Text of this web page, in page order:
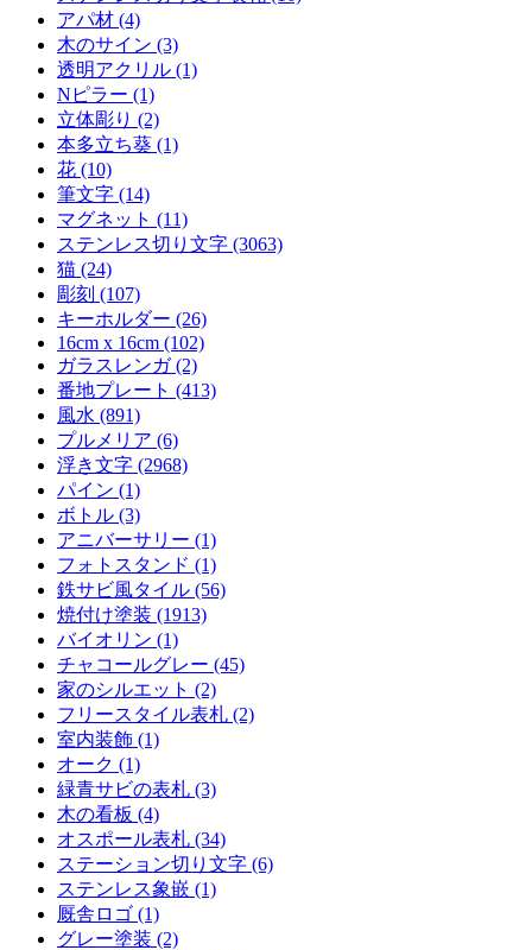
アパ材 (4)
木のサイン (3)
透明アクリル (1)
Nピラー (1)
立体彫り (2)
本多立ち葵 (1)
花 (10)
筆文字 (14)
マグネット (11)
ステンレス切り文字 (3063)
猫 (24)
彫刻 (107)
キーホルダー (26)
16cm x 16cm (102)
ガラスレンガ (2)
番地プレート (413)
風水 (891)
プルメリア (6)
浮き文字 (2968)
パイン (1)
ボトル (3)
アニバーサリー (1)
フォトスタンド (1)
鉄サビ風タイル (56)
焼付け塗装 (1913)
バイオリン (1)
チャコールグレー (45)
家のシルエット (2)
フリースタイル表札 (2)
室内装飾 (1)
オーク (1)
緑青サビの表札 (3)
木の看板 (4)
オスポール表札 (34)
ステーション切り文字 (6)
ステンレス象嵌 (1)
厩舎ロゴ (1)
グレー塗装 (2)